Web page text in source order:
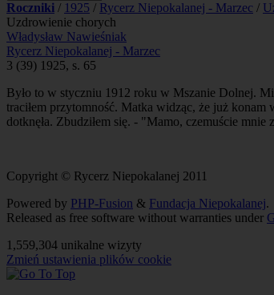
Roczniki / 1925 / Rycerz Niepokalanej - Marzec /
Uzdrowienie chorych
Władysław Nawieśniak
Rycerz Niepokalanej - Marzec
3 (39) 1925, s. 65
Było to w styczniu 1912 roku w Mszanie Dolnej.
traciłem przytomność. Matka widząc, że już konam
dotknęła. Zbudziłem się. - "Mamo, czemuście
Copyright © Rycerz Niepokalanej 2011
Powered by PHP-Fusion & Fundacja Niepokalanej.
Released as free software without warranties under
1,559,304 unikalne wizyty
Zmień ustawienia plików cookie